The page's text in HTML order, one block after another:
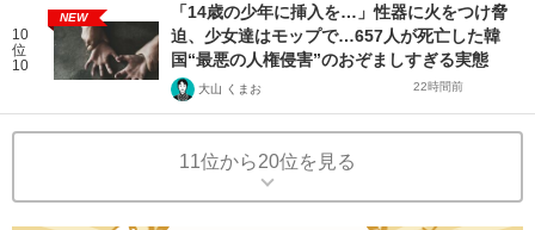
10
位
10
NEW
「14歳の少年に挿入を…」性器に火をつけ脅
迫、少女達はモップで…657人が死亡した韓
国“最悪の人権侵害”のおぞましすぎる実態
大山 くまお 22時間前
11位から20位を見る